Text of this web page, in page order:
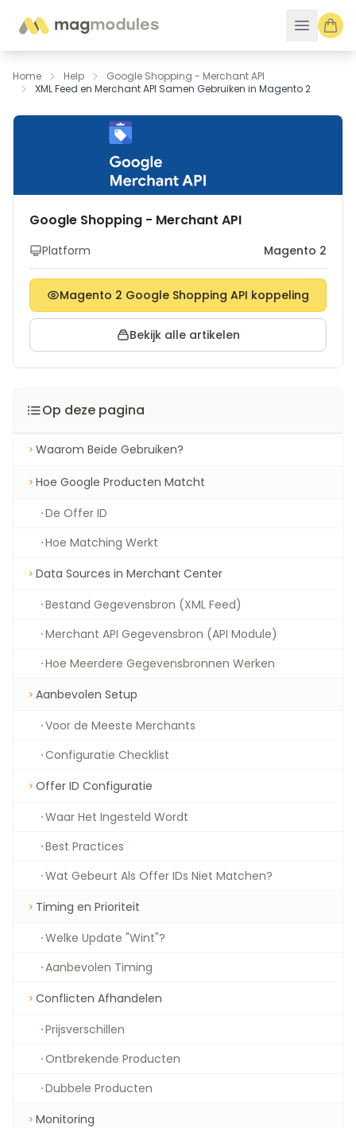
Home Help
Google Shopping - Merchant API
XML Feed en Merchant API Samen Gebruiken in Magento 2
Google Shopping - Merchant API
Platform Magento 2
Magento 2 Google Shopping API koppeling
Bekijk alle artikelen
Op deze pagina
Waarom Beide Gebruiken?
Hoe Google Producten Matcht
De Offer ID
Hoe Matching Werkt
Data Sources in Merchant Center
Bestand Gegevensbron (XML Feed)
Merchant API Gegevensbron (API Module)
Hoe Meerdere Gegevensbronnen Werken
Aanbevolen Setup
Voor de Meeste Merchants
Configuratie Checklist
Offer ID Configuratie
Waar Het Ingesteld Wordt
Best Practices
Wat Gebeurt Als Offer IDs Niet Matchen?
Timing en Prioriteit
Welke Update "Wint"?
Aanbevolen Timing
Conflicten Afhandelen
Prijsverschillen
Ontbrekende Producten
Dubbele Producten
Monitoring